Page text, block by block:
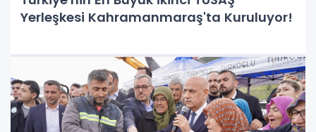
Yerleşkesi Kahramanmaraş'ta Kuruluyor!